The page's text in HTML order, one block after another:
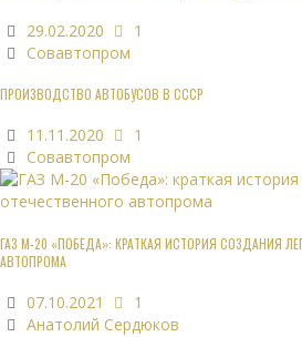
29.02.2020
1
Совавтопром
ПРОИЗВОДСТВО АВТОБУСОВ В СССР
11.11.2020
1
Совавтопром
ГАЗ М-20 «ПОБЕДА»: КРАТКАЯ ИСТОРИЯ СОЗДАНИЯ
АВТОПРОМА
07.10.2021
1
Анатолий Сердюков